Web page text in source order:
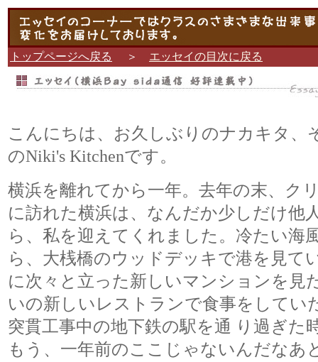
トップページへ戻る ＞ エッセイの目次に戻る
こんにちは、お久しぶりのナカキタ、
のNiki's Kitchenです。
横浜を離れてから一年。去年の末、ク
に訪れた横浜は、なんだか少しだけ他
ら、私を迎えてくれました。冷たい海
ら、大桟橋のウッドデッキで港を見て
に次々と立った新しいマンションを見
いの新しいレストランで食事をしてい
突貫工事中の地下鉄の駅を通 り過ぎた
もう、一年前のここじゃないんだなあ